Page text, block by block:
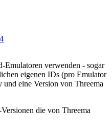
Emulatoren verwenden - sogar
eigenen IDs (pro Emulator
eine Version von Threema
die von Threema